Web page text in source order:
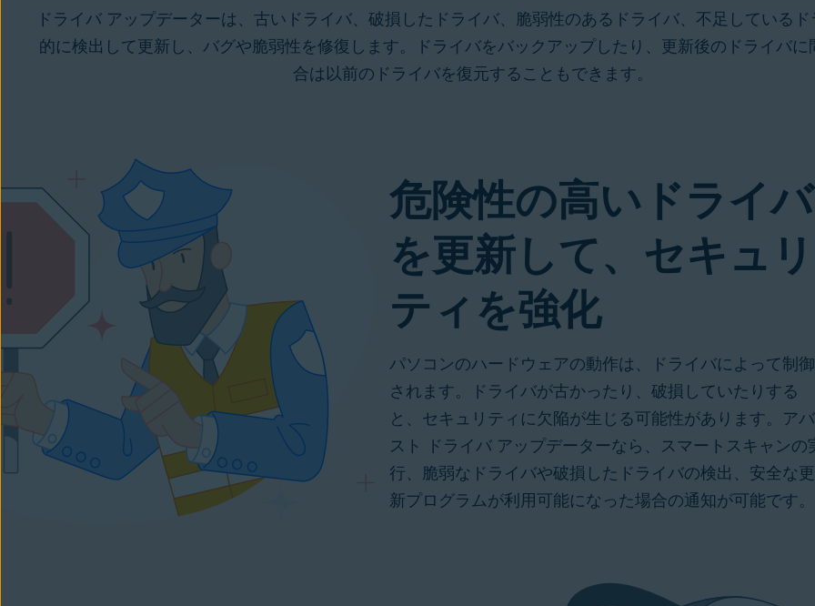
ドライバ アップデーターは、古いドライバ、破損したドライバ、脆弱性のあるドライバ、不足している
的に検出して更新し、バグや脆弱性を修復します。ドライバをバックアップしたり、更新後のドライバに
合は以前のドライバを復元することもできます。
危険性の高いドライバ
を更新して、セキュリ
ティを強化
パソコンのハードウェアの動作は、ドライバによって制御
されます。ドライバが古かったり、破損していたりする
と、セキュリティに欠陥が生じる可能性があります。アバ
スト ドライバ アップデーターなら、スマートスキャンの
行、脆弱なドライバや破損したドライバの検出、安全な更
新プログラムが利用可能になった場合の通知が可能です。